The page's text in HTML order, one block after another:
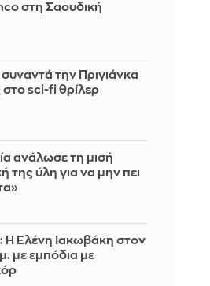
στη Σαουδική
την Πριγιάνκα
sci-fi θρίλερ
ανάλωσε τη μισή
της ύλη για να μην πει
Η Ελένη Ιακωβάκη στον
με εμπόδια με